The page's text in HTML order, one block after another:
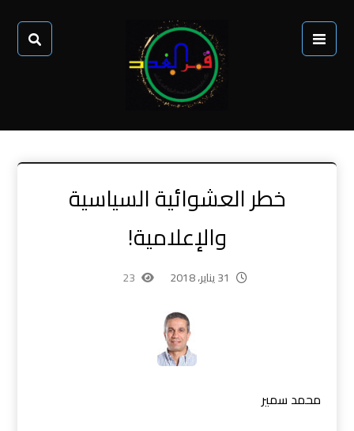
خطر العشوائية السياسية
والإعلامية!
31 يناير، 2018 23
محمد سمير